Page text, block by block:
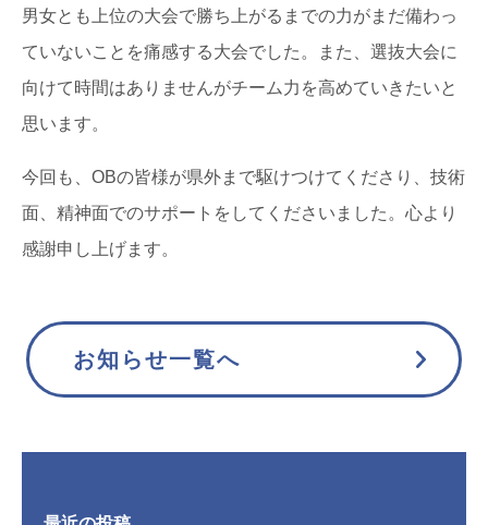
男女とも上位の大会で勝ち上がるまでの力がまだ備わっ
ていないことを痛感する大会でした。また、選抜大会に
向けて時間はありませんがチーム力を高めていきたいと
思います。
今回も、OBの皆様が県外まで駆けつけてくださり、技術
面、精神面でのサポートをしてくださいました。心より
感謝申し上げます。
お知らせ一覧へ